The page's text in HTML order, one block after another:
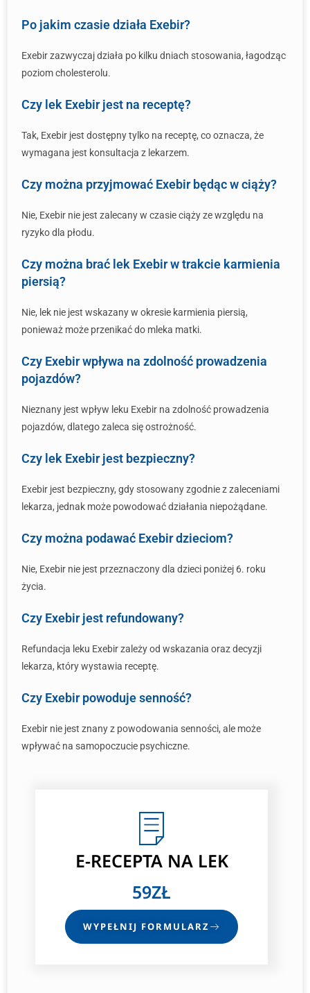
Po jakim czasie działa Exebir?
Exebir zazwyczaj działa po kilku dniach stosowania, łagodząc
poziom cholesterolu.
Czy lek Exebir jest na receptę?
Tak, Exebir jest dostępny tylko na receptę, co oznacza, że
wymagana jest konsultacja z lekarzem.
Czy można przyjmować Exebir będąc w ciąży?
Nie, Exebir nie jest zalecany w czasie ciąży ze względu na
ryzyko dla płodu.
Czy można brać lek Exebir w trakcie karmienia
piersią?
Nie, lek nie jest wskazany w okresie karmienia piersią,
ponieważ może przenikać do mleka matki.
Czy Exebir wpływa na zdolność prowadzenia
pojazdów?
Nieznany jest wpływ leku Exebir na zdolność prowadzenia
pojazdów, dlatego zaleca się ostrożność.
Czy lek Exebir jest bezpieczny?
Exebir jest bezpieczny, gdy stosowany zgodnie z zaleceniami
lekarza, jednak może powodować działania niepożądane.
Czy można podawać Exebir dzieciom?
Nie, Exebir nie jest przeznaczony dla dzieci poniżej 6. roku
życia.
Czy Exebir jest refundowany?
Refundacja leku Exebir zależy od wskazania oraz decyzji
lekarza, który wystawia receptę.
Czy Exebir powoduje senność?
Exebir nie jest znany z powodowania senności, ale może
wpływać na samopoczucie psychiczne.
E-RECEPTANA LEK
59ZŁ
WYPEŁNIJ FORMULARZ